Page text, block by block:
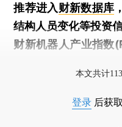
推荐进入财新数据库
结构人员变化等投资信
财新机器人产业指数
本文共计
登录 后获